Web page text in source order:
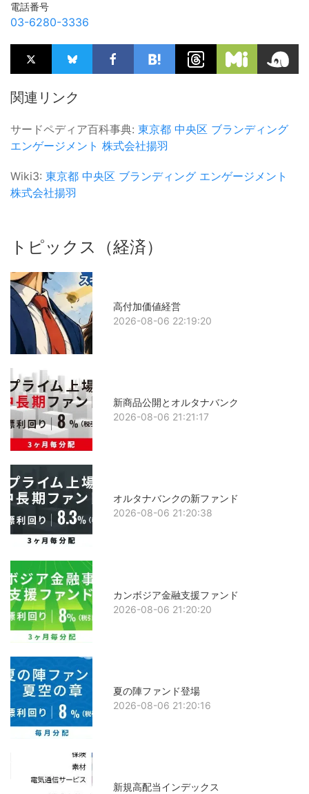
電話番号
03-6280-3336
関連リンク
サードペディア百科事典: 東京都 中央区 ブランディング
エンゲージメント 株式会社揚羽
Wiki3: 東京都 中央区 ブランディング エンゲージメント
株式会社揚羽
トピックス（経済）
高付加価値経営
2026-08-06 22:19:20
新商品公開とオルタナバンク
2026-08-06 21:21:17
オルタナバンクの新ファンド
2026-08-06 21:20:38
カンボジア金融支援ファンド
2026-08-06 21:20:20
夏の陣ファンド登場
2026-08-06 21:20:16
新規高配当インデックス